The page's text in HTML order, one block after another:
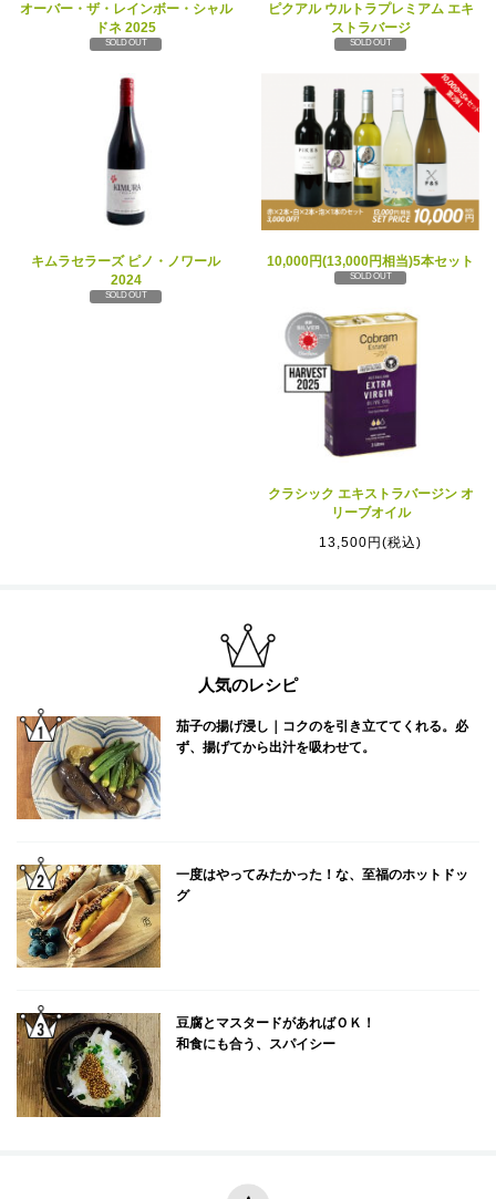
オーバー・ザ・レインボー・シャル
ドネ 2025
SOLD OUT
ピクアル ウルトラプレミアム エキ
ストラバージ
SOLD OUT
キムラセラーズ ピノ・ノワール
2024
SOLD OUT
10,000円(13,000円相当)5本セット
SOLD OUT
クラシック エキストラバージン オ
リーブオイル
13,500円(税込)
人気のレシピ
茄子の揚げ浸し｜コクのを引き立ててくれる。必
ず、揚げてから出汁を吸わせて。
一度はやってみたかった！な、至福のホットドッ
グ
豆腐とマスタードがあればＯＫ！
和食にも合う、スパイシー